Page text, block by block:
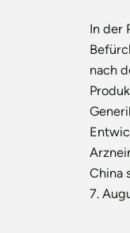
In der
nach
China
7.